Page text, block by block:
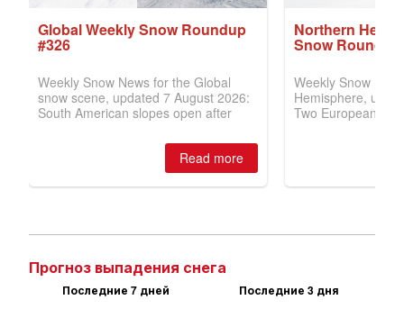
Прогноз выпадения снега
Последние 7 дней Последние 3 дня